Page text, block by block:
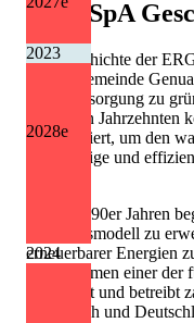
2028e
2023
2024
ERG SpA
Die Geschichte der
als die Gemeinde
Stromversorgung zu
folgenden Jahrzehnten
modernisiert, um den
zuverlässige und
In den 1990er Jahren
Geschäftsmodell zu
erneuerbarer Energien
Unternehmen einer
Windkraft und betreibt
Frankreich und